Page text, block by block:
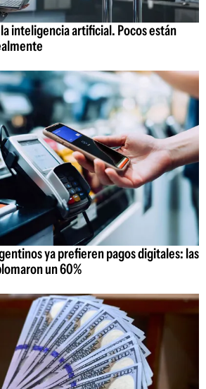
inteligencia artificial. Pocos están
ya prefieren pagos digitales: las
un 60%